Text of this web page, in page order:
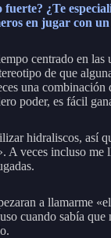
¿Te
en jugar con
centrado en las
de que
una combinación
poder, es fácil
hidraliscos, así
A veces incluso me
a llamarme
cuando sabía que